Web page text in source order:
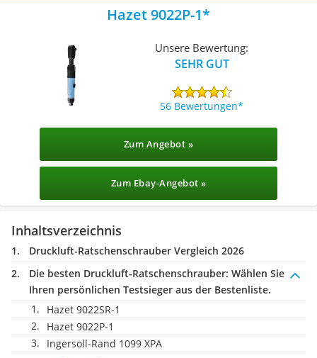
Hazet 9022P-1
Unsere Bewertung:
SEHR GUT
56 Bewertungen
Zum Angebot »
Zum Ebay-Angebot »
Inhaltsverzeichnis
Druckluft-Ratschenschrauber Vergleich 2026
Die besten Druckluft-Ratschenschrauber: Wählen Sie
Ihren persönlichen Testsieger aus der Bestenliste.
Hazet 9022SR-1
Hazet 9022P-1
Ingersoll-Rand 1099 XPA